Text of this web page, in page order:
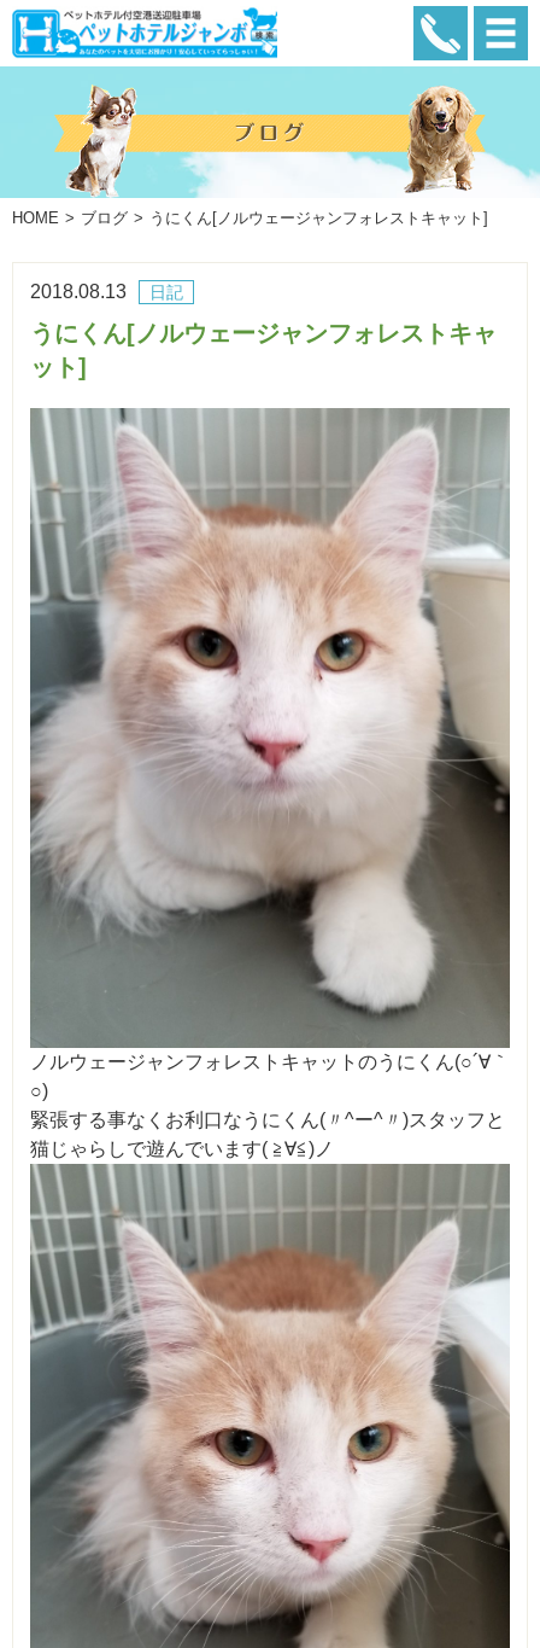
HOME ブログ うにくん[ノルウェージャンフォレストキャット]
日記
2018.08.13
うにくん[ノルウェージャンフォレストキャ
ット]
ノルウェージャンフォレストキャットのうにくん(○´∀｀
○)
緊張する事なくお利口なうにくん(〃^ー^〃)スタッフと
猫じゃらしで遊んでいます( ≧∀≦)ノ